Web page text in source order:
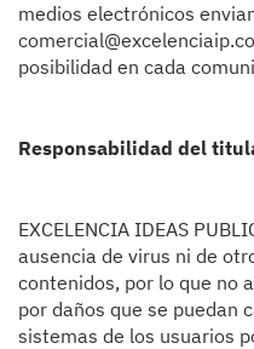
medios electrónicos
posibilidad en cada
Responsabilidad del
EXCELENCIA IDEAS
ausencia de virus ni de
contenidos, por lo que no
por daños que se puedan
sistemas de los usuarios